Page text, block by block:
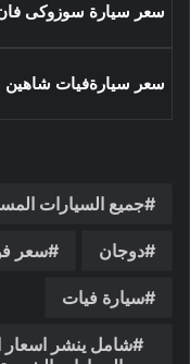
سعر سيارة سوزوكى فان
سعر سيارةفيات شاهين 1996
جميع السيارات المستعملة
دوجان سعر
سيارة فيات
شامل ينشر